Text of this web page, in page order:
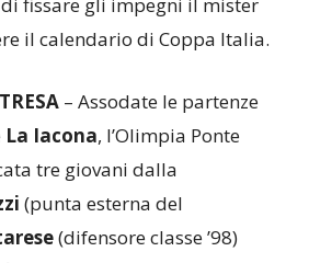
il calendario di Coppa Italia.
La Iacona, l’Olimpia Ponte
tre giovani dalla
(punta esterna del
(difensore classe ’98)
(centrocampista del ’98). A loro